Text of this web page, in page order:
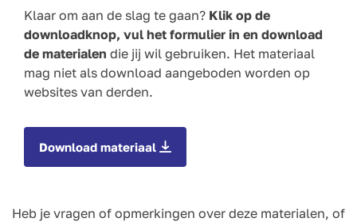
Klaar om aan de slag te gaan? Klik op de
downloadknop, vul het formulier in en download
de materialen die jij wil gebruiken. Het materiaal
mag niet als download aangeboden worden op
websites van derden.
Download materiaal
Heb je vragen of opmerkingen over deze materialen, of